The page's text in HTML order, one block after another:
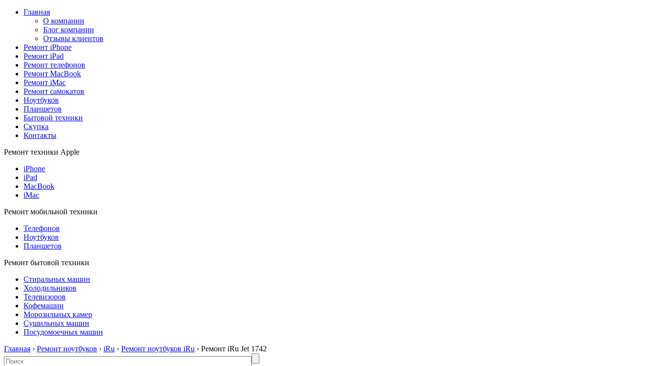
Главная
О компании
Блог компании
Отзывы клиентов
Ремонт iPhone
Ремонт iPad
Ремонт телефонов
Ремонт MacBook
Ремонт iMac
Ремонт самокатов
Ноутбуков
Планшетов
Бытовой техники
Скупка
Контакты
Ремонт техники Apple
iPhone
iPad
MacBook
iMac
Ремонт мобильной техники
Телефонов
Ноутбуков
Планшетов
Ремонт бытовой техники
Стиральных машин
Холодильников
Телевизоров
Кофемашин
Морозильных камер
Сушильных машин
Посудомоечных машин
Главная › Ремонт ноутбуков › iRu › Ремонт ноутбуков iRu › Ремонт iRu Jet 1742